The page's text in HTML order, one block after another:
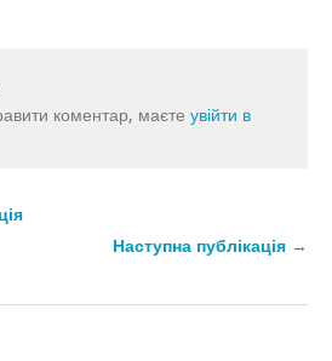
коментар, маєте увійти в
Наступна публікація →